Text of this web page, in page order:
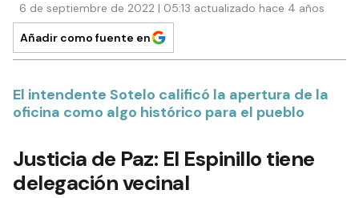
6 de septiembre de 2022 | 05:13 actualizado hace 4 años
Añadir como fuente en
El intendente Sotelo calificó la apertura de la
oficina como algo histórico para el pueblo
Justicia de Paz: El Espinillo tiene
delegación vecinal